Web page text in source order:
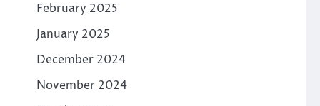
February 2025
January 2025
December 2024
November 2024